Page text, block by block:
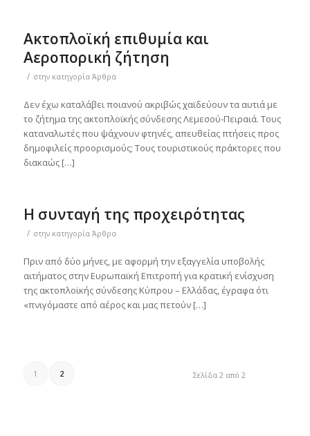
Ακτοπλοϊκή επιθυμία και
Αεροπορική ζήτηση
/ στην κατηγορία Άρθρα
Δεν έχω καταλάβει ποιανού ακριβώς χαϊδεύουν τα αυτιά με
το ζήτημα της ακτοπλοϊκής σύνδεσης Λεμεσού-Πειραιά. Τους
καταναλωτές που ψάχνουν φτηνές, απευθείας πτήσεις προς
δημοφιλείς προορισμούς; Τους τουριστικούς πράκτορες που
διακαώς […]
Η συνταγή της προχειρότητας
/ στην κατηγορία Άρθρα
Πριν από δύο μήνες, με αφορμή την εξαγγελία υποβολής
αιτήματος στην Ευρωπαϊκή Επιτροπή για κρατική ενίσχυση
της ακτοπλοϊκής σύνδεσης Κύπρου – Ελλάδας, έγραφα ότι
«πνιγόμαστε από αέρος και μας πετούν […]
Σελίδα 2 από 2
1 2